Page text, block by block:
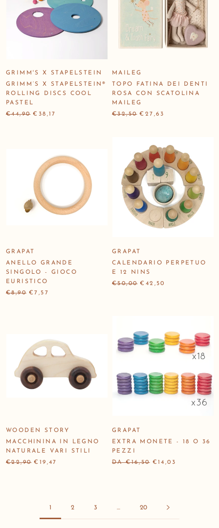
GRIMM'S X STAPELSTEIN
GRIMM’S X STAPELSTEIN®
ROLLING DISCS COOL
PASTEL
€44,90 €38,17
MAILEG
TOPO FATINA DEI DENTI
ROSA CON SCATOLINA
MAILEG
€32,50 €27,63
GRAPAT
ANELLO GRANDE
SINGOLO - GIOCO
EURISTICO
€8,90 €7,57
GRAPAT
CALENDARIO PERPETUO
E 12 NINS
€50,00 €42,50
WOODEN STORY
MACCHININA IN LEGNO
NATURALE VARI STILI
€22,90 €19,47
GRAPAT
EXTRA MONETE - 18 O 36
PEZZI
DA €16,50 €14,03
1 2 3 … 20